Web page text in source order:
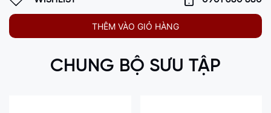
THÊM VÀO GIỎ HÀNG
CHUNG BỘ SƯU TẬP